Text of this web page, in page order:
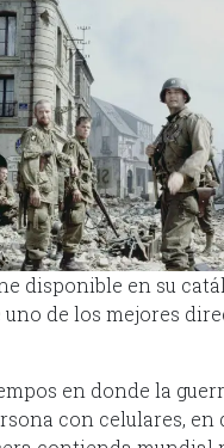
disponible en su
uno de los mejores
en donde la
con celulares, en